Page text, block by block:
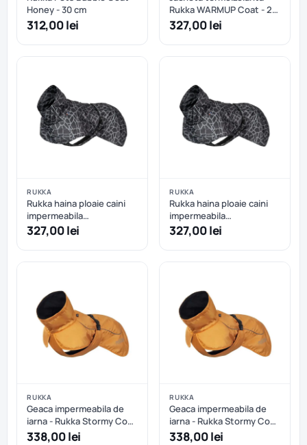
Honey - 30 cm
312,00 lei
Rukka WARMUP Coat - 25
cm
327,00 lei
RUKKA
Rukka haina ploaie caini
impermeabila
reflectorizanta - Dark - 50
327,00 lei
RUKKA
Rukka haina ploaie caini
impermeabila
reflectorizanta - Dark - 55
327,00 lei
RUKKA
Geaca impermeabila de
iarna - Rukka Stormy Coat
- Abricot - 35 cm
338,00 lei
RUKKA
Geaca impermeabila de
iarna - Rukka Stormy Coat
- Abricot - 45 cm
338,00 lei